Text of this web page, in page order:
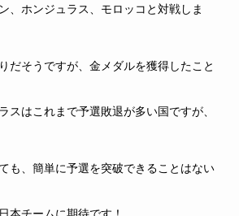
、ホンジュラス、モロッコと対戦しま
だそうですが、金メダルを獲得したこと
スはこれまで予選敗退が多い国ですが、
も、簡単に予選を突破できることはない